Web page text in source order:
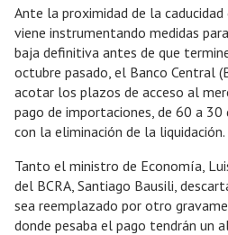
Ante la proximidad de la
viene instrumentando medidas
baja definitiva antes de que
octubre pasado, el Banco Central
acotar los plazos de acceso al
pago de importaciones, de 60 a 30
con la eliminación de la liquidación.
Tanto el ministro de Economía,
del BCRA, Santiago Bausili,
sea reemplazado por otro
donde pesaba el pago tendrán un